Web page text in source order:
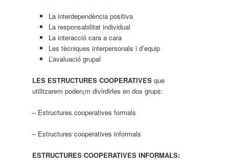
La interdependència positiva
La responsabilitat individual
La interacció cara a cara
Les tècniques interpersonals i d’equip
L’avaluació grupal
LES ESTRUCTURES COOPERATIVESque
utilitzarem poden¡m divirdirles en dos grups:
– Estructures cooperatives formals
– Estructures cooperatives informals
ESTRUCTURES COOPERATIVES INFORMALS: